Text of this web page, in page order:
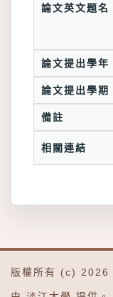
論文英文題名
論文提出學年
論文提出學期
備註
相關連結
版權所有 (c) 2026